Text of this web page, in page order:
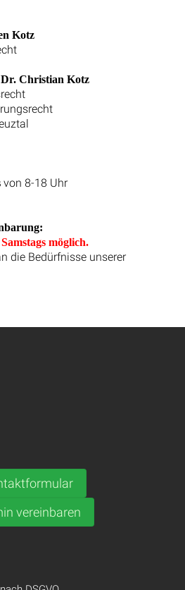
Kotz
Christian Kotz
von 8-18 Uhr
möglich.
die Bedürfnisse unserer
vereinbaren